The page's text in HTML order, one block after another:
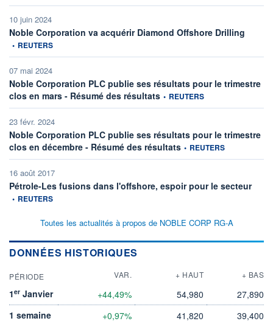
10 juin 2024
Noble Corporation va acquérir Diamond Offshore Drilling
• REUTERS
07 mai 2024
Noble Corporation PLC publie ses résultats pour le trimestre
clos en mars - Résumé des résultats information fournie par
• REUTERS
23 févr. 2024
Noble Corporation PLC publie ses résultats pour le trimestre
clos en décembre - Résumé des résultats information fournie par
• REUTERS
16 août 2017
Pétrole-Les fusions dans l'offshore, espoir pour le secteur
• REUTERS
Toutes les actualités à propos de NOBLE CORP RG-A
DONNÉES HISTORIQUES
PÉRIODE VAR. + HAUT + BAS
1er Janvier +44,49% 54,980
27,890
1 semaine
+0,97% 41,820
39,400